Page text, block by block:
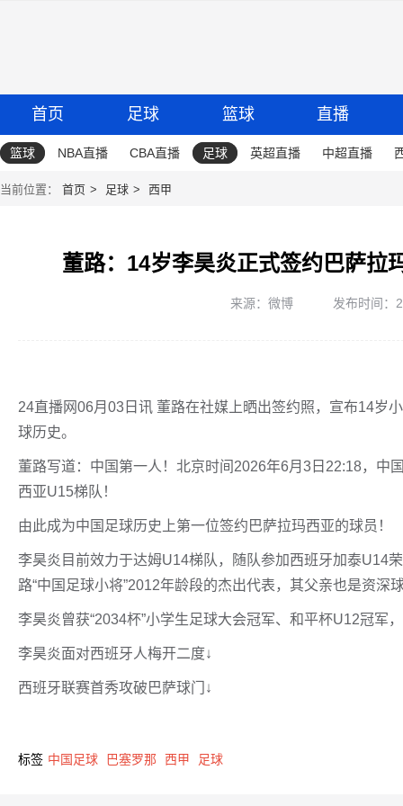
首页 足球 篮球 直播
篮球 NBA直播 CBA直播 足球 英超直播 中超直播
当前位置： 首页 足球 西甲
董路：14岁李昊炎正式签约巴萨拉
来源：微博 发布时间：
24直播网06月03日讯 董路在社媒上晒出签约照，宣布14岁
球历史。
董路写道：中国第一人！北京时间2026年6月3日22:18，中
西亚U15梯队！
由此成为中国足球历史上第一位签约巴萨拉玛西亚的球员！
李昊炎目前效力于达姆U14梯队，随队参加西班牙加泰U14
路“中国足球小将”2012年龄段的杰出代表，其父亲也是资深
李昊炎曾获“2034杯”小学生足球大会冠军、和平杯U12冠军
李昊炎面对西班牙人梅开二度↓
西班牙联赛首秀攻破巴萨球门↓
标签 中国足球 巴塞罗那 西甲 足球